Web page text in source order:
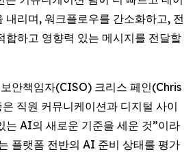
내리며, 워크플로우를 간소화하고, 전
합하고 영향력 있는 메시지를 전달할
안책임자(CISO) 크리스 페인(Chris
직원 커뮤니케이션과 디지털 사이
는 AI의 새로운 기준을 세운 것”이라
플랫폼 전반의 AI 준비 상태를 평가